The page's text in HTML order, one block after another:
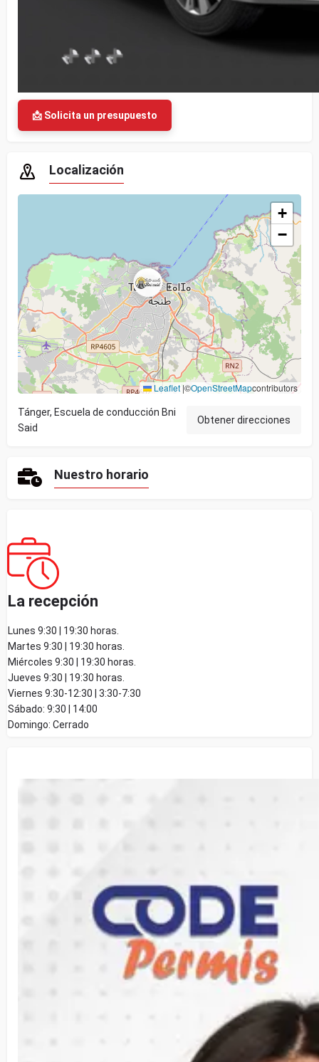
📩 Solicita un presupuesto
Localización
+
−
Leaflet |©OpenStreetMapcontributors
Tánger, Escuela de conducción Bni
Said
Obtener direcciones
Nuestro horario
La recepción
Lunes 9:30 | 19:30 horas.
Martes 9:30 | 19:30 horas.
Miércoles 9:30 | 19:30 horas.
Jueves 9:30 | 19:30 horas.
Viernes 9:30-12:30 | 3:30-7:30
Sábado: 9:30 | 14:00
Domingo: Cerrado